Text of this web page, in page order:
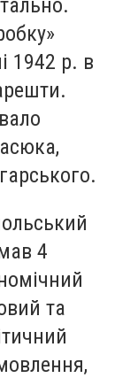
1942 р. в
4
та